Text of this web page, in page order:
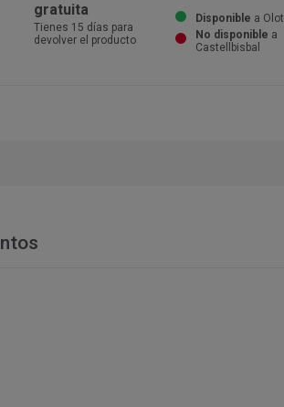
gratuita
Tienes 15 días para
devolver el producto
Disponible a Olot
No disponible a
Castellbisbal